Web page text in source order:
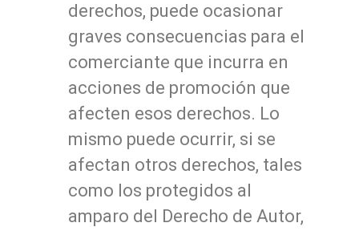
derechos, puede ocasionar
graves consecuencias para el
comerciante que incurra en
acciones de promoción que
afecten esos derechos. Lo
mismo puede ocurrir, si se
afectan otros derechos, tales
como los protegidos al
amparo del Derecho de Autor,